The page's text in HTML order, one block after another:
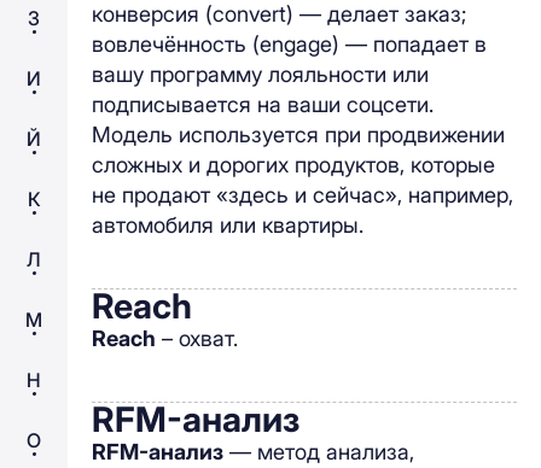
З
И
Й
К
Л
М
Н
О
конверсия (convert) — делает заказ;
вовлечённость (engage) — попадает в
вашу программу лояльности или
подписывается на ваши соцсети.
Модель используется при продвижении
сложных и дорогих продуктов, которые
не продают «здесь и сейчас», например,
автомобиля или квартиры.
Reach
Reach – охват.
RFM-анализ
RFM-анализ — метод анализа,